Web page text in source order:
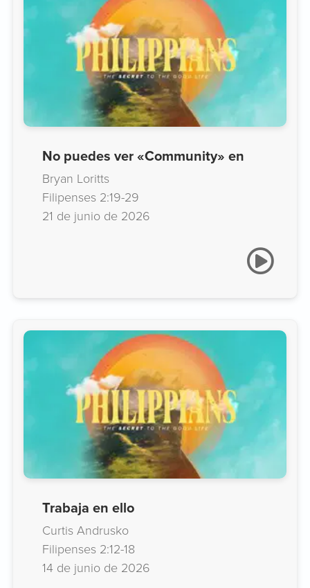
No puedes ver «Community» en
Bryan Loritts
Filipenses 2:19-29
21 de junio de 2026
Trabaja en ello
Curtis Andrusko
Filipenses 2:12-18
14 de junio de 2026